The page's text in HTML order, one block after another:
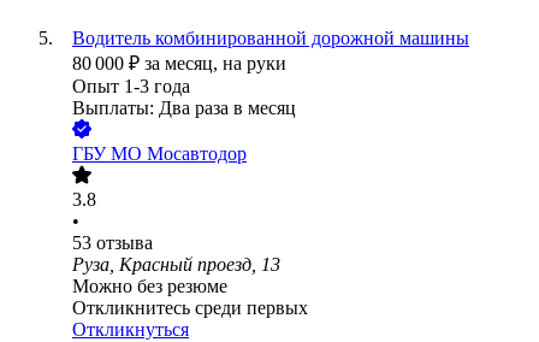
Водитель комбинированной дорожной машины
80 000 ₽ за месяц, на руки
Опыт 1-3 года
Выплаты: Два раза в месяц
ГБУ МО Мосавтодор
3.8
•
53 отзыва
Руза, Красный проезд, 13
Можно без резюме
Откликнитесь среди первых
Откликнуться